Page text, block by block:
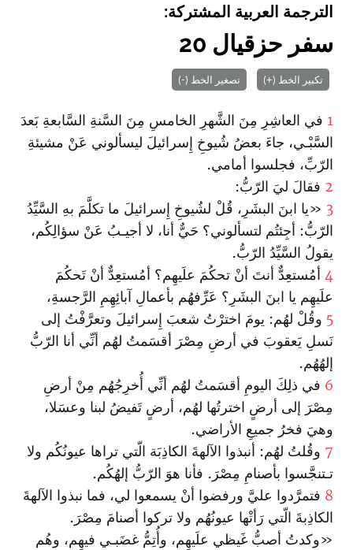
الترجمة العربية المشتركة:
سفر حزقيال 20
تكبير الخط (+) تصغير الخط (-)
1 في العاشِرِ مِنَ الشَّهرِ الخامسِ مِنَ السَّنةِ السَّابعةِ بَعدَ
السَّبْـي‌، جاءَ بعضُ شُيوخِ إِسرائيلَ ليسألوني عَنْ مشيئةِ
الرّبِّ، فجلسوا أمامي.
2 فقالَ ليَ الرّبُّ:
3 «يا ا‏بنَ البشَرِ، قُلْ لشُيوخِ إِسرائيلَ ما تكلَّمَ بهِ السَّيِّدُ
الرّبُّ: أجِئتُم لتسألوني؟ حَيٌّ أنا، لا أجيـبُ عَنْ سؤالِكُم،
يقولُ السَّيِّدُ الرّبُّ.
4 أمُستعِدٌّ أنتَ أنْ تحكُمَ علَيهِم؟ أمُستعِدٌّ أنْ تَحكُمَ
علَيهِم يا ا‏بنَ البشَرِ؟ عَرِّفهُم بأعمالِ آبائِهِمِ الرَّجسةِ،
5 وقُلْ لهُم: يومَ ا‏خترْتُ شعبَ إِسرائيلَ وتعرَّفْتُ إلى
نَسلِ يَعقوبَ في أرضِ مِصْرَ أقسَمتُ لهُم أنِّي أنا الرّبُّ
إلهُهُم.
6 في ذلِكَ اليومِ أقسَمتُ لهُم أنِّي أُخرِجُهُم مِنْ أرضِ
مِصْرَ إلى أرضٍ ا‏خترتُها لهُم، أرضٍ تَفيضُ لبنا وعسَلا،
وهيَ فخرُ جميعِ الأراضي‌.
7 وقُلتُ لهُم: أنبذوا الآلهةَ الكاذِبَة الّتي تراها عيونُكُم ولا
تـتنجَّسوا بأصنامِ مِصْرَ. فأنا هوَ الرّبُّ إلهُكُم.
8 فتمرَّدوا عليَّ ورفضوا أنْ يسمعوا لي، فما نبذوا الآلهةَ
الكاذِبةَ الّتي رَأتْها عيونُهُم ولا تركوا أصنامَ مِصْرَ.
«وكدتُ أصبُّ غَيظي علَيهِم، وأُتِمُّ غضَبـي فيهِم، وهُم